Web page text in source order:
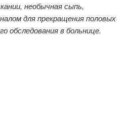
необычная сыпь,
для прекращения половых
обследования в больнице.